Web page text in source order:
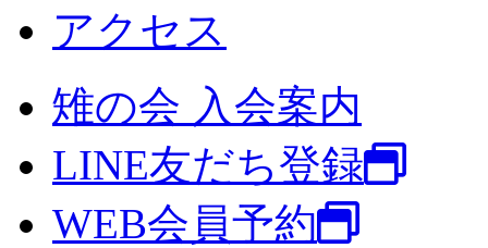
アクセス
雉の会 入会案内
LINE友だち登録
WEB会員予約